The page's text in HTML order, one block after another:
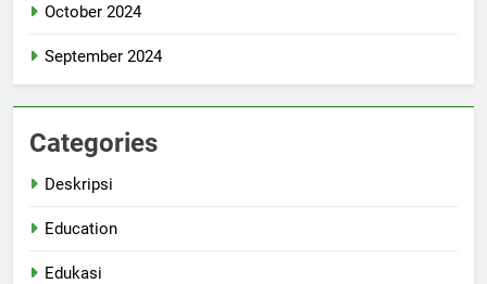
October 2024
September 2024
Categories
Deskripsi
Education
Edukasi